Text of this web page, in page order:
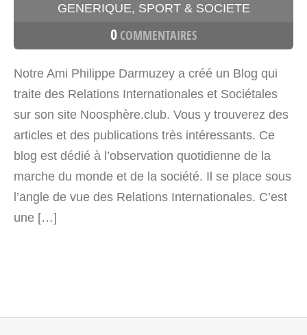
GENERIQUE, SPORT & SOCIETE
0 COMMENTAIRES
Notre Ami Philippe Darmuzey a créé un Blog qui
traite des Relations Internationales et Sociétales
sur son site Noosphère.club. Vous y trouverez des
articles et des publications très intéressants. Ce
blog est dédié à l’observation quotidienne de la
marche du monde et de la société. Il se place sous
l’angle de vue des Relations Internationales. C’est
une […]